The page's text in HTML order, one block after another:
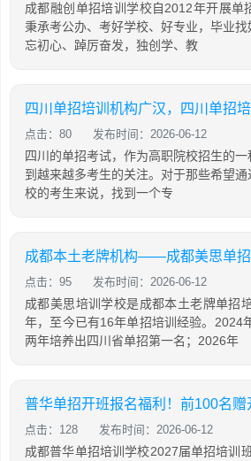
成都融创单招培训学校自2012年开展单
秉承考公办、考好学校、好专业，毕业
忘初心、踔厉奋发，独创学、教
四川单招培训机构广汉，四川单招
点击：80 发布时间：2026-06-12
四川的单招考试，作为高职院校招生的
到越来越多考生的关注。对于那些希望
校的考生来说，找到一个专
点击：95 发布时间：2026-06-12
成都美思培训学校是成都本土老牌单招
年，至今已有16年单招培训经验。2024
两年培养出四川省单招第一名；2026年
点击：128 发布时间：2026-06-12
成都普华单招培训学校2027届单招培训